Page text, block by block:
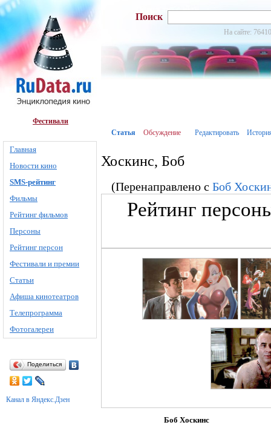
Фестивали
Главная
Новости кино
SMS-рейтинг
Фильмы
Рейтинг фильмов
Персоны
Рейтинг персон
Фестивали и премии
Статьи
Афиша кинотеатров
Телепрограмма
Фотогалереи
Поделиться
Канал в Яндекс.Дзен
Поиск
На сайте:
Статья Обсуждение Редактировать
Хоскинс, Боб
(Перенаправлено с Боб
Рейтинг
Боб Хоскинс